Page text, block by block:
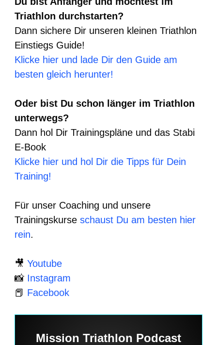
Triathlon durchstarten?
Dann sichere Dir unseren kleinen Triathlon
Einstiegs Guide!
Klicke hier und lade Dir den Guide am
besten gleich herunter!
Oder bist Du schon länger im Triathlon
unterwegs?
Dann hol Dir Trainingspläne und das Stabi
E-Book
Klicke hier und hol Dir die Tipps für Dein
Training!
Für unser Coaching und unsere
Trainingskurse schaust Du am besten hier
rein.
🎥 Youtube
📸 Instagram
📕 Facebook
Mission Triathlon Podcast